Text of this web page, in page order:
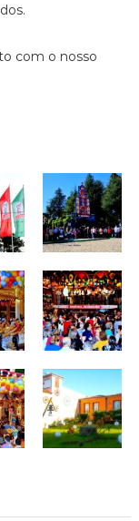
com o nosso